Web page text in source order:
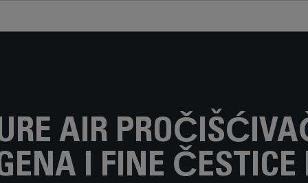
AIR
I FINE ČESTICE